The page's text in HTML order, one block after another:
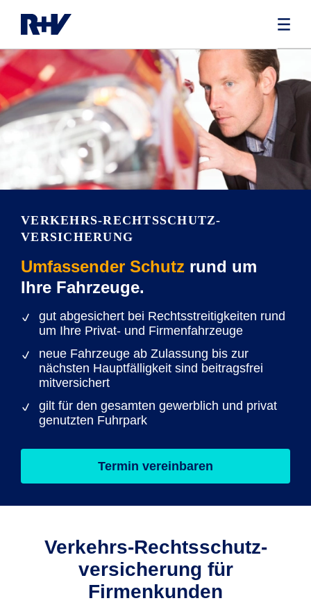
VERKEHRS-RECHTSSCHUTZ­
VERSICHERUNG
Umfassender Schutz rund um
Ihre Fahrzeuge.
gut abgesichert bei Rechtsstreitigkeiten rund
um Ihre Privat- und Firmenfahrzeuge
neue Fahrzeuge ab Zulassung bis zur
nächsten Hauptfälligkeit sind beitragsfrei
mitversichert
gilt für den gesamten gewerblich und privat
genutzten Fuhrpark
Termin vereinbaren
Verkehrs-Rechtsschutz­
versicherung für
Firmenkunden